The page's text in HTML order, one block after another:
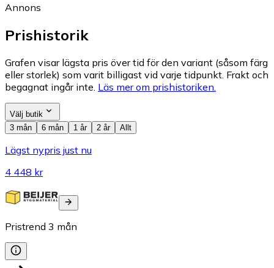
Annons
Prishistorik
Grafen visar lägsta pris över tid för den variant (såsom färg
eller storlek) som varit billigast vid varje tidpunkt. Frakt och
begagnat ingår inte. Läs mer om prishistoriken.
Välj butik
3 mån
6 mån 1 år 2 år Allt
Lägst nypris just nu
4 448 kr
Pristrend 3 mån